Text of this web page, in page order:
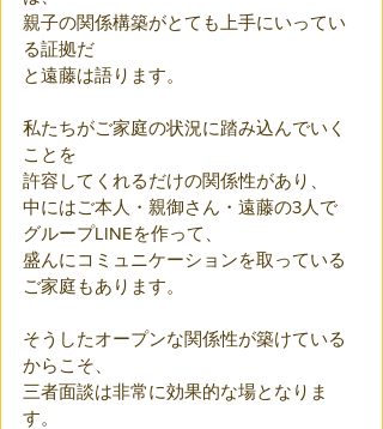
親子の関係構築がとても上手にいってい
る証拠だ
と遠藤は語ります。
私たちがご家庭の状況に踏み込んでいく
ことを
許容してくれるだけの関係性があり、
中にはご本人・親御さん・遠藤の3人で
グループLINEを作って、
盛んにコミュニケーションを取っている
ご家庭もあります。
そうしたオープンな関係性が築けている
からこそ、
三者面談は非常に効果的な場となりま
す。